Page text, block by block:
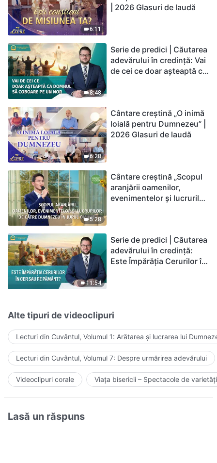
6:11
| 2026 Glasuri de laudă
8:48
Serie de predici | Căutarea
adevărului în credință: Vai
de cei ce doar așteaptă ca
6:28
Cântare creștină „O inimă
loială pentru Dumnezeu” |
2026 Glasuri de laudă
5:28
Cântare creștină „Scopul
aranjării oamenilor,
evenimentelor și lucrurilor
11:54
Serie de predici | Căutarea
adevărului în credință:
Este Împărăția Cerurilor în
Alte tipuri de videoclipuri
Lecturi din Cuvântul, Volumul 1: Arătarea și lucrarea lui
Lecturi din Cuvântul, Volumul 7: Despre urmărirea adevărului
Videoclipuri corale Viața bisericii – Spectacole de varietăți
Lasă un răspuns